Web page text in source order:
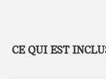
CE QUI EST